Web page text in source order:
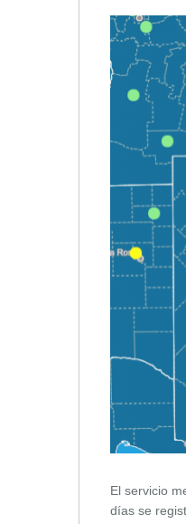
El servicio
días se